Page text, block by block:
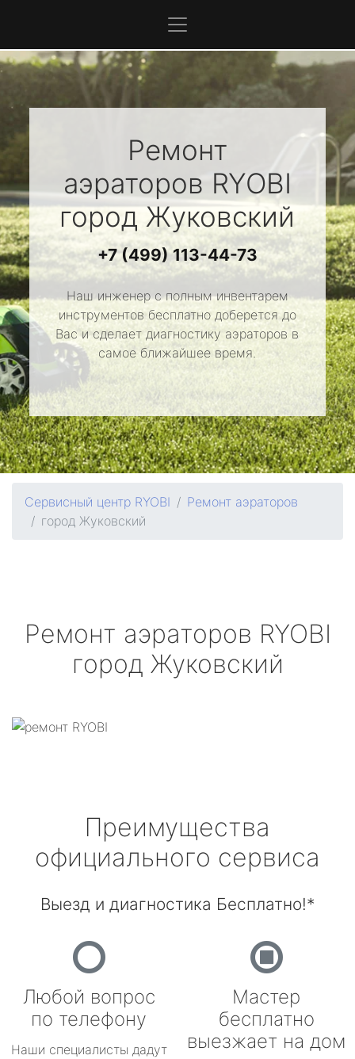
Ремонт
аэраторов RYOBI
город Жуковский
+7 (499) 113-44-73
Наш инженер с полным инвентарем
инструментов бесплатно доберется до
Вас и сделает диагностику аэраторов в
самое ближайшее время.
Сервисный центр RYOBI
Ремонт аэраторов
город Жуковский
Ремонт аэраторов RYOBI
город Жуковский
Преимущества
официального сервиса
Выезд и диагностика Бесплатно!*
Любой вопрос
по телефону
Наши специалисты дадут
Мастер
бесплатно
выезжает на дом